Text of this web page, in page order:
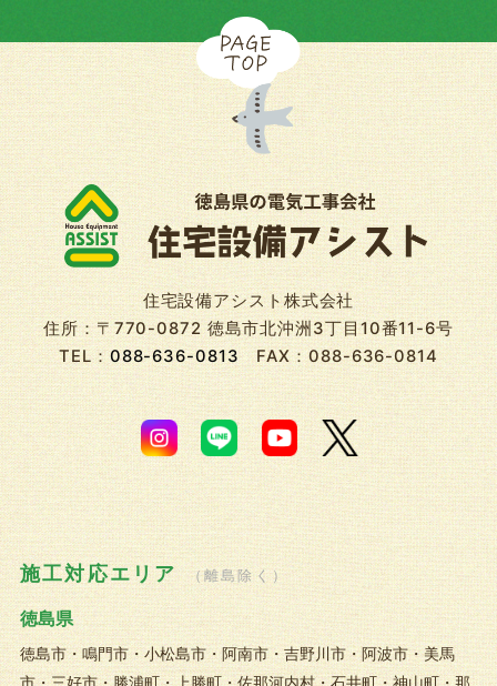
住宅設備アシスト株式会社
住所：〒770-0872 徳島市北沖洲3丁目10番11-6号
TEL：088-636-0813FAX：088-636-0814
施工対応エリア （離島除く）
徳島県
徳島市・鳴門市・小松島市・阿南市・吉野川市・阿波市・美馬